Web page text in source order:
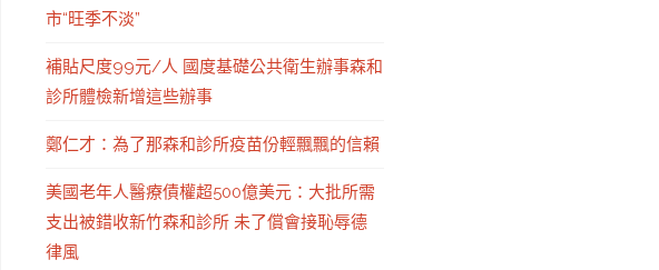
市“旺季不淡”
補貼尺度99元/人 國度基礎公共衛生辦事森和
診所體檢新增這些辦事
鄭仁才：為了那森和診所疫苗份輕飄飄的信賴
美國老年人醫療債權超500億美元：大批所需
支出被錯收新竹森和診所 未了償會接恥辱德
律風